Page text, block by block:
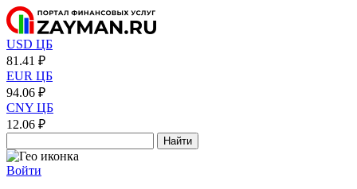
USD ЦБ
81.41 ₽
EUR ЦБ
94.06 ₽
CNY ЦБ
12.06 ₽
Найти
Войти